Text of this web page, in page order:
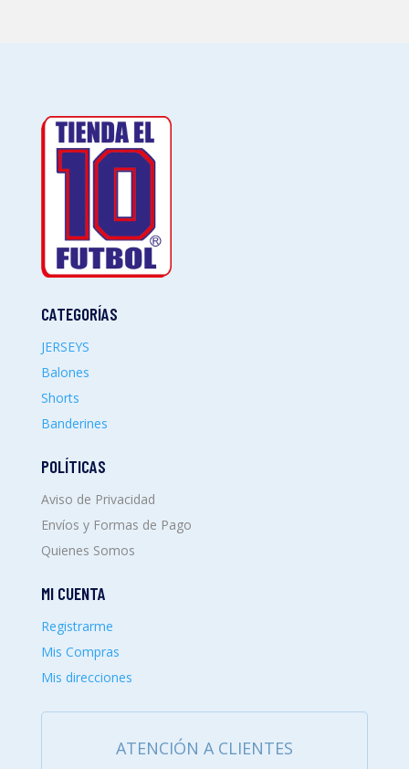
CATEGORÍAS
JERSEYS
Balones
Shorts
Banderines
POLÍTICAS
Aviso de Privacidad
Envíos y Formas de Pago
Quienes Somos
MI CUENTA
Registrarme
Mis Compras
Mis direcciones
ATENCIÓN A CLIENTES